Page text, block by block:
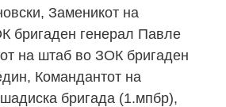
Заменикот на
бригаден генерал Павле
на штаб во ЗОК бригаден
Командантот на
бригада (1.мпбр),